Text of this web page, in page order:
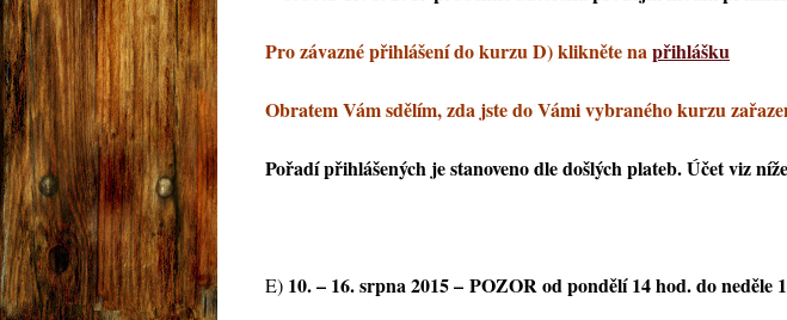
Pro závazné přihlášení do kurzu D) klikněte napřihlášku
Obratem Vám sdělím, zda jste do Vámi vybraného kurzu
Pořadí přihlášených je stanoveno dle došlých plateb. Účet viz
E) 10. – 16. srpna 2015 – POZOR od pondělí 14 hod. do neděle